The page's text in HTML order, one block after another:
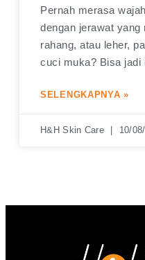
Pernah merasa
dengan jerawat yang
rahang, atau leher,
cuci muka? Bisa jadi
SELENGKAPNYA »
H&H Skin Care 10/